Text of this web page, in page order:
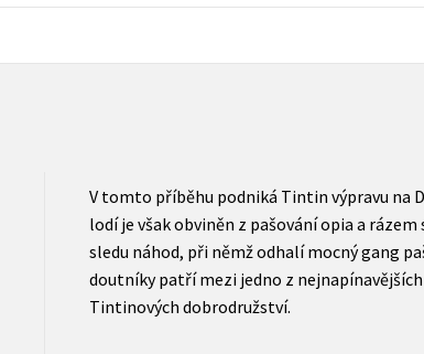
V tomto příběhu podniká Tintin výpravu na
lodí je však obviněn z pašování opia a
sledu náhod, při němž odhalí mocný gang
doutníky patří mezi jedno z
Tintinových dobrodružství.